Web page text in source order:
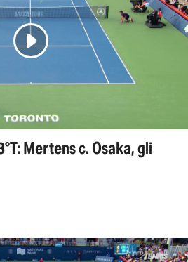
Mertens c. Osaka, gli